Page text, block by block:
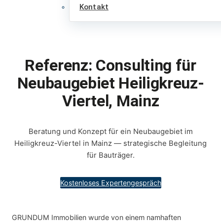
Kontakt
Referenz: Consulting für
Neubaugebiet Heiligkreuz-
Viertel, Mainz
Beratung und Konzept für ein Neubaugebiet im
Heiligkreuz-Viertel in Mainz — strategische Begleitung
für Bauträger.
Kostenloses Expertengespräch
GRUNDUM Immobilien wurde von einem namhaften